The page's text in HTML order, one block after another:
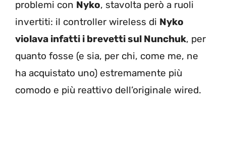
problemi con Nyko, stavolta però a ruoli
invertiti: il controller wireless di Nyko
violava infatti i brevetti sul Nunchuk, per
quanto fosse (e sia, per chi, come me, ne
ha acquistato uno) estremamente più
comodo e più reattivo dell’originale wired.